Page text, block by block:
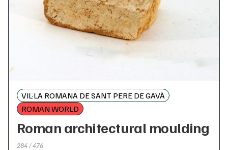
VIL·LA ROMANA DE SANT PERE DE GAVÀ
ROMAN WORLD
Roman architectural moulding
284 / 476